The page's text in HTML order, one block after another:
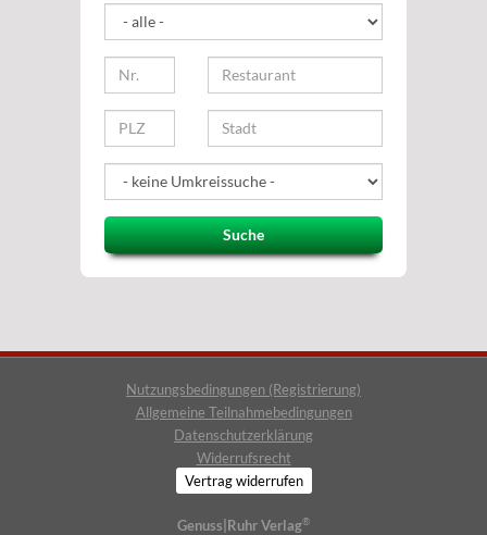
Suche
Nutzungsbedingungen (Registrierung)
Allgemeine Teilnahmebedingungen
Datenschutzerklärung
Widerrufsrecht
Vertrag widerrufen
Genuss|Ruhr Verlag®